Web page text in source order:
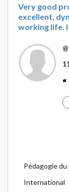
Very good
excellent,
working life.
Pédagogie
International